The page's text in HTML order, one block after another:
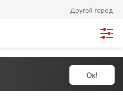
Другой город
Ок!